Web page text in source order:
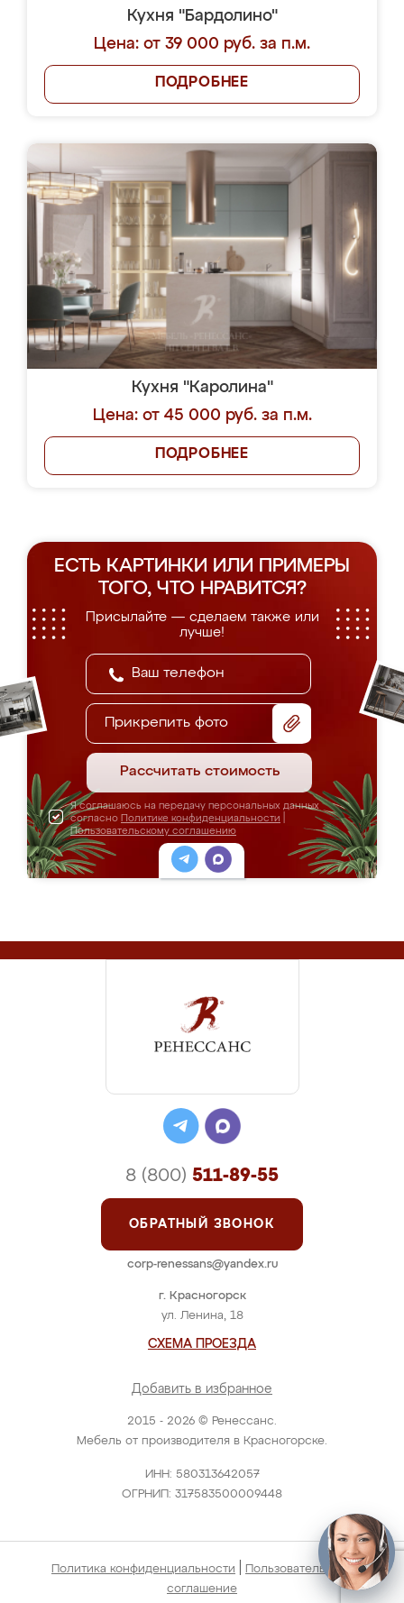
Кухня "Бардолино"
Цена: от 39 000 руб. за п.м.
ПОДРОБНЕЕ
Кухня "Каролина"
Цена: от 45 000 руб. за п.м.
ПОДРОБНЕЕ
ЕСТЬ КАРТИНКИ ИЛИ ПРИМЕРЫ
ТОГО, ЧТО НРАВИТСЯ?
Присылайте — сделаем также или
лучше!
Прикрепить фото
Рассчитать стоимость
Я соглашаюсь на передачу персональных данных
согласно Политике конфиденциальности
Пользовательскому соглашению
2015 - 2026 © Ренессанс.
Мебель от производителя в Красногорске.
ИНН: 580313642057
ОГРНИП: 317583500009448
г. Красногорск
ул. Ленина, 18
СХЕМА ПРОЕЗДА
Добавить в избранное
8 (800) 511-89-55
ОБРАТНЫЙ ЗВОНОК
corp-renessans@yandex.ru
Политика конфиденциальности
Пользовательское
соглашение